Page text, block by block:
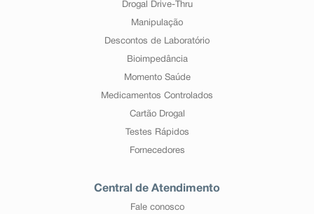
Drogal Drive-Thru
Manipulação
Descontos de Laboratório
Bioimpedância
Momento Saúde
Medicamentos Controlados
Cartão Drogal
Testes Rápidos
Fornecedores
Central de Atendimento
Fale conosco